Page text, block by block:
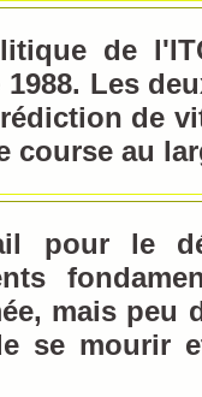
de
1988. Les
de
course au
pour le
mais peu
se mourir